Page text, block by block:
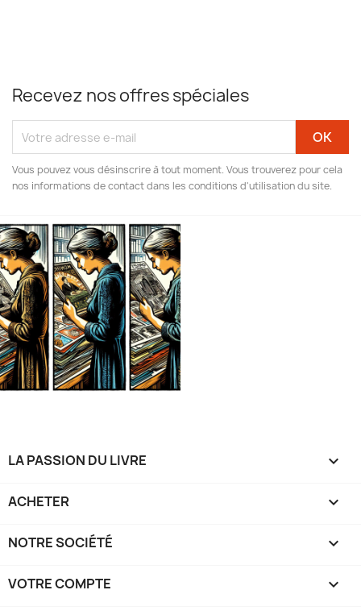
Recevez nos offres spéciales
Vous pouvez vous désinscrire à tout moment. Vous trouverez pour cela
nos informations de contact dans les conditions d'utilisation du site.
LA PASSION DU LIVRE 
ACHETER 
NOTRE SOCIÉTÉ 
VOTRE COMPTE 